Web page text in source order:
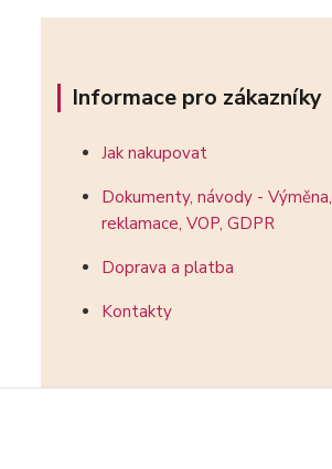
Informace pro zákazníky
Jak nakupovat
Dokumenty, návody - Výměna,
reklamace, VOP, GDPR
Doprava a platba
Kontakty